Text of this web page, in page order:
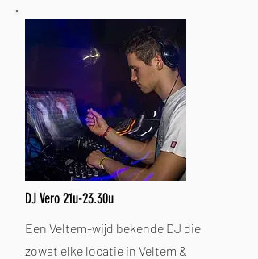
DJ Vero 21u-23.30u
Een Veltem-wijd bekende DJ die
zowat elke locatie in Veltem &